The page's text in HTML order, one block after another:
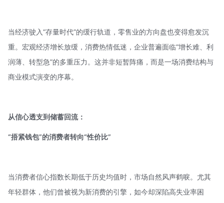
当经济驶入“存量时代”的缓行轨道，零售业的方向盘也变得愈发沉
重。宏观经济增长放缓，消费热情低迷，企业普遍面临“增长难、利
润薄、转型急”的多重压力。这并非短暂阵痛，而是一场消费结构与
商业模式演变的序幕。
从信心透支到储蓄回流：
“捂紧钱包”的消费者转向“性价比”
当消费者信心指数长期低于历史均值时，市场自然风声鹤唳。尤其
年轻群体，他们曾被视为新消费的引擎，如今却深陷高失业率困